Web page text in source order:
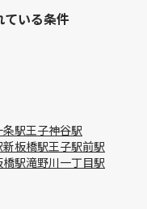
ている条件
条駅王子神谷駅
新板橋駅王子駅前駅
駅滝野川一丁目駅